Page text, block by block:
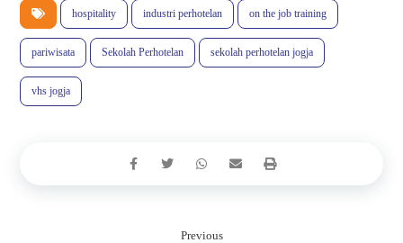
hospitality industri perhotelan on the job training
pariwisata Sekolah Perhotelan sekolah perhotelan jogja
vhs jogja
Previous